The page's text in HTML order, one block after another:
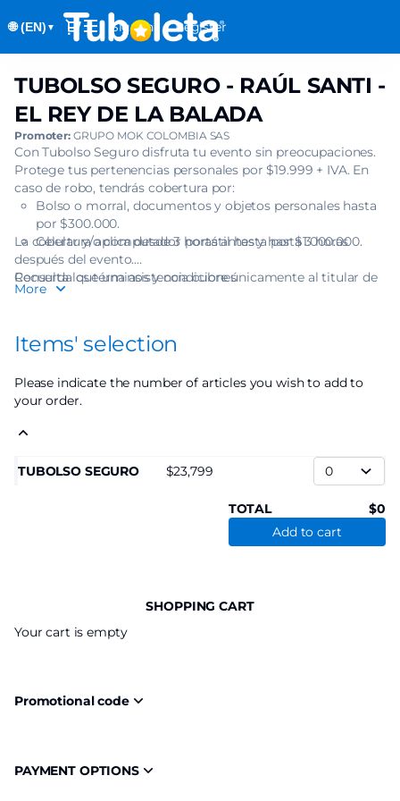
🌐 (EN) ▼ Dialog
Sign in Register
selection
RAÚL
SANTI
REY
BALADA]
Tuboleta.com
TUBOLSO
-
RAÚL
SANTI
-
EL
REY
DE
LA
BALADA
TUBOLSO SEGURO - RAÚL SANTI -
EL REY DE LA BALADA
Promoter: GRUPO MOK COLOMBIA SAS
Con Tubolso Seguro disfruta tu evento sin preocupaciones.
Protege tus pertenencias personales por $19.999 + IVA. En
caso de robo, tendrás cobertura por:
Bolso o morral, documentos y objetos personales hasta
por $300.000.
Celular y/o computador portátil hasta por $1.000.000.
La cobertura aplica desde 3 horas antes y hasta 3 horas
después del evento.
Recuerda que una asistencia cubre únicamente al titular de
una (1) boleta.
Consulta los términos y condiciones
More
Items' selection
Please indicate the number of articles you wish to add to
your order.
TUBOLSO SEGURO 23,799
TOTAL
0
Add to cart
SHOPPING CART
Your cart is empty
Promotional code
PAYMENT OPTIONS